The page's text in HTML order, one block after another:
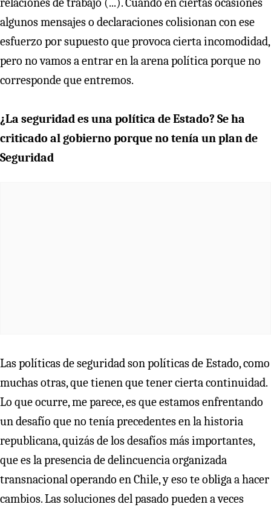
algunos mensajes o declaraciones colisionan con ese
esfuerzo por supuesto que provoca cierta incomodidad,
pero no vamos a entrar en la arena política porque no
corresponde que entremos.
¿La seguridad es una política de Estado? Se ha
criticado al gobierno porque no tenía un plan de
Seguridad
Las políticas de seguridad son políticas de Estado, como
muchas otras, que tienen que tener cierta continuidad.
Lo que ocurre, me parece, es que estamos enfrentando
un desafío que no tenía precedentes en la historia
republicana, quizás de los desafíos más importantes,
que es la presencia de delincuencia organizada
transnacional operando en Chile, y eso te obliga a hacer
cambios. Las soluciones del pasado pueden a veces